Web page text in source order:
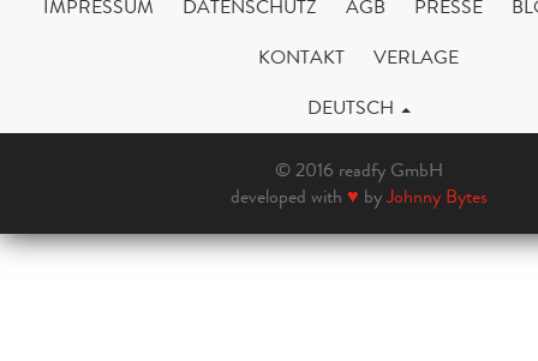
IMPRESSUM DATENSCHUTZ AGB PRESSE
KONTAKT
VERLAGE
DEUTSCH
© 2016 readfy GmbH
developed with ♥ byJohnny Bytes